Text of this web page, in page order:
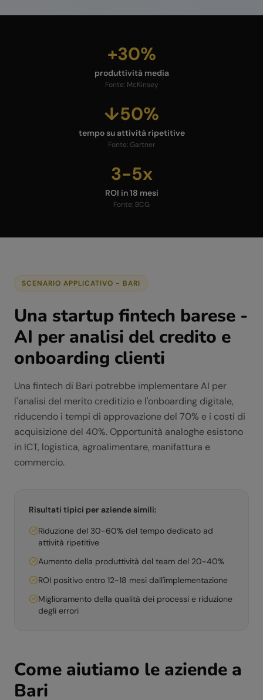
+30%
produttività media
Fonte: McKinsey
↓50%
tempo su attività ripetitive
Fonte: Gartner
3-5x
ROI in 18 mesi
Fonte: BCG
SCENARIO APPLICATIVO - BARI
Una startup fintech barese -
AI per analisi del credito e
onboarding clienti
Una fintech di Bari potrebbe implementare AI per
l'analisi del merito creditizio e l'onboarding digitale,
riducendo i tempi di approvazione del 70% e i costi di
acquisizione del 40%. Opportunità analoghe esistono
in ICT, logistica, agroalimentare, manifattura e
commercio.
Risultati tipici per aziende simili:
Riduzione del 30-60% del tempo dedicato ad
attività ripetitive
Aumento della produttività del team del 20-40%
ROI positivo entro 12-18 mesi dall'implementazione
Miglioramento della qualità dei processi e riduzione
degli errori
Come aiutiamo le aziende a
Bari